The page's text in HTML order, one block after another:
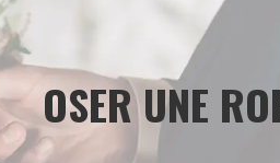
OSER UNE